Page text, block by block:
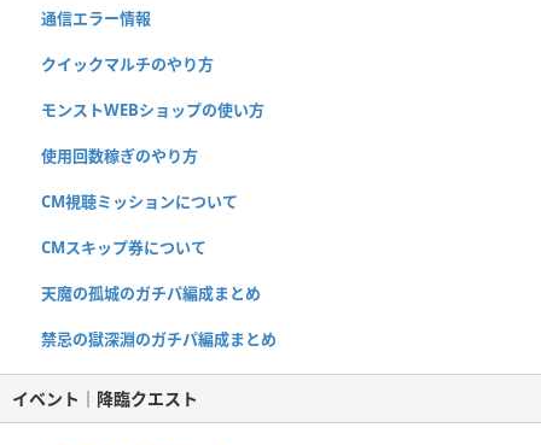
通信エラー情報
クイックマルチのやり方
モンストWEBショップの使い方
使用回数稼ぎのやり方
CM視聴ミッションについて
CMスキップ券について
天魔の孤城のガチパ編成まとめ
禁忌の獄深淵のガチパ編成まとめ
イベント｜降臨クエスト